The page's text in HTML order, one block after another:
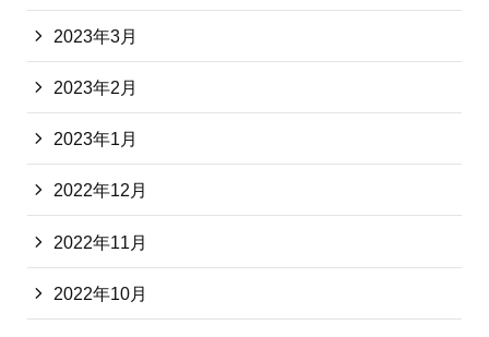
2023年3月
2023年2月
2023年1月
2022年12月
2022年11月
2022年10月